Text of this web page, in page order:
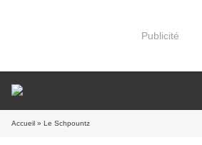
Publicité
Accueil » Le Schpountz